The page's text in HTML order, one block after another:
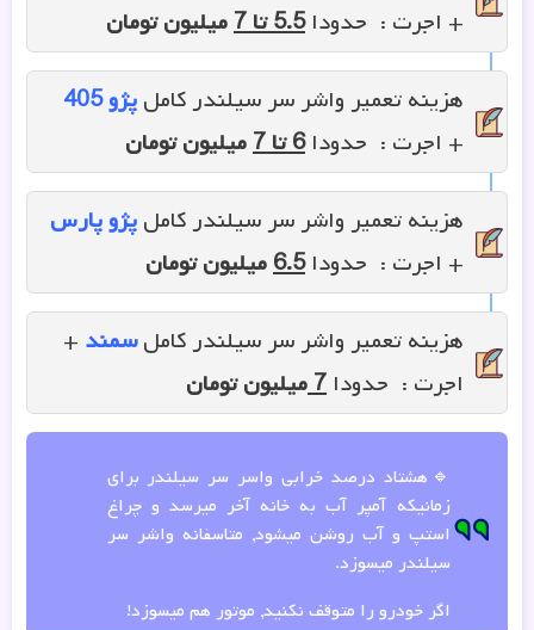
+ اجرت : حدودا5.5 تا 7 میلیون تومان
هزینه تعمیر واشر سر سیلندر کامل پژو 405
+ اجرت : حدودا6 تا 7 میلیون تومان
هزینه تعمیر واشر سر سیلندر کامل پژو پارس
+ اجرت : حدودا6.5میلیون تومان
هزینه تعمیر واشر سر سیلندر کاملسمند +
اجرت : حدودا 7میلیون تومان
🔹هشتاد درصد خرابی واسر سر سیلندر برای
زمانیکه آمپر آب به خانه آخر میرسد و چراغ
استپ و آب روشن میشود, متاسفانه واشر سر
سیلندر میسوزد.
اگر خودرو را متوقف نکنید, موتور هم میسوزد!